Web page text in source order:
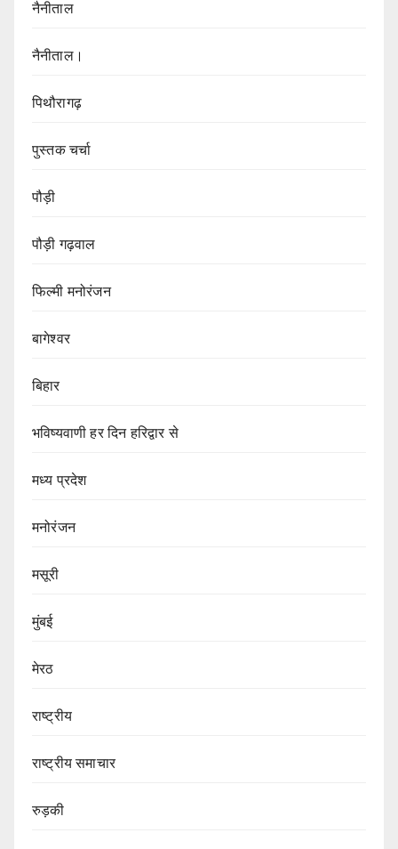
नैनीताल
नैनीताल।
पिथौरागढ़
पुस्तक चर्चा
पौड़ी
पौड़ी गढ़वाल
फिल्मी मनोरंजन
बागेश्वर
बिहार
भविष्यवाणी हर दिन हरिद्वार से
मध्य प्रदेश
मनोरंजन
मसूरी
मुंबई
मेरठ
राष्ट्रीय
राष्ट्रीय समाचार
रुड़की